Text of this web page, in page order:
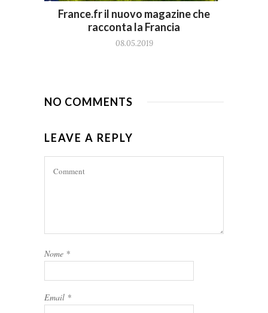
France.fr il nuovo magazine che
racconta la Francia
08.05.2019
NO COMMENTS
LEAVE A REPLY
Nome *
Email *